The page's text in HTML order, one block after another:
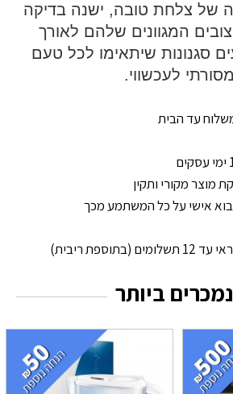
של צלחת טובה, ישנה בדיקה
המגוונים שלהם לאורך
סגנונות שיתאימו לכל טעם
לעכשווי.
משלוח עד הבית
מוצר מקורי ותקין
אישי על כל המשתמע מכך
ריבית)
ביותר